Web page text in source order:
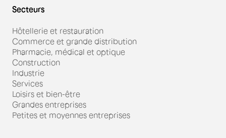
Secteurs
Hôtellerie et restauration
Commerce et grande distribution
Pharmacie, médical et optique
Construction
Industrie
Services
Loisirs et bien-être
Grandes entreprises
Petites et moyennes entreprises